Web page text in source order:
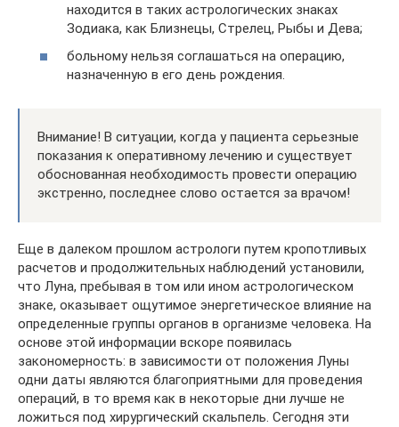
находится в таких астрологических знаках
Зодиака, как Близнецы, Стрелец, Рыбы и Дева;
больному нельзя соглашаться на операцию,
назначенную в его день рождения.
Внимание! В ситуации, когда у пациента серьезные
показания к оперативному лечению и существует
обоснованная необходимость провести операцию
экстренно, последнее слово остается за врачом!
Еще в далеком прошлом астрологи путем кропотливых
расчетов и продолжительных наблюдений установили,
что Луна, пребывая в том или ином астрологическом
знаке, оказывает ощутимое энергетическое влияние на
определенные группы органов в организме человека. На
основе этой информации вскоре появилась
закономерность: в зависимости от положения Луны
одни даты являются благоприятными для проведения
операций, в то время как в некоторые дни лучше не
ложиться под хирургический скальпель. Сегодня эти